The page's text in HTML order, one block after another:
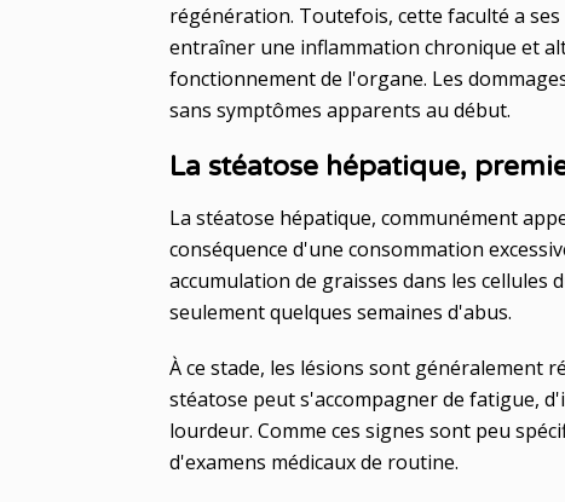
régénération. Toutefois, cette faculté a
entraîner une inflammation chronique et
fonctionnement de l'organe. Les
sans symptômes apparents au début.
La stéatose hépatique,
La stéatose hépatique, communément
conséquence d'une consommation
accumulation de graisses dans les
seulement quelques semaines d'abus.
À ce stade, les lésions sont généralement
stéatose peut s'accompagner de fatigue,
lourdeur. Comme ces signes sont peu
d'examens médicaux de routine.